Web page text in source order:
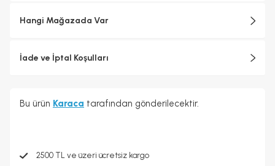
Hangi Mağazada Var
İade ve İptal Koşulları
Bu ürün Karaca tarafından gönderilecektir.
2500 TL ve üzeri ücretsiz kargo